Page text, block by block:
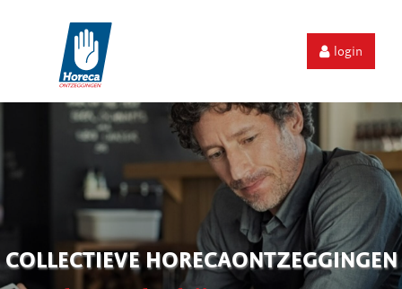
login
COLLECTIEVE HORECAONTZEGGINGEN